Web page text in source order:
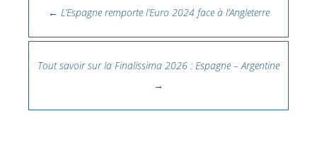
← L’Espagne remporte l’Euro 2024 face à l’Angleterre
Tout savoir sur la Finalissima 2026 : Espagne – Argentine
→